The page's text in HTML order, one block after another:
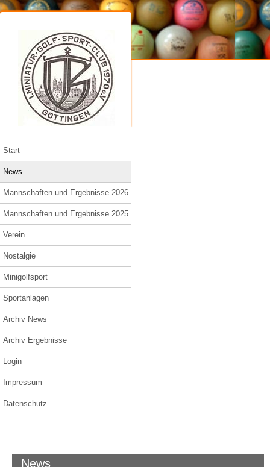
Start
News
Mannschaften und Ergebnisse 2026
Mannschaften und Ergebnisse 2025
Verein
Nostalgie
Minigolfsport
Sportanlagen
Archiv News
Archiv Ergebnisse
Login
Impressum
Datenschutz
News